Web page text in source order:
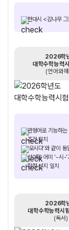
현대시 <감나무
2026학
대학수학능력
(언어와
관형어로 기능하
조건 일치
‘모시다’와 같이
선어말 어미 ‘-시-
함정 선지 일치
2026학
대학수학능력시
(독서)